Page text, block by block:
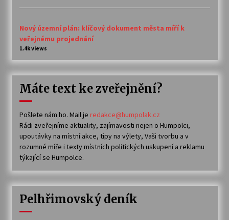
Nový územní plán: klíčový dokument města míří k
veřejnému projednání
1.4k views
Máte text ke zveřejnění?
Pošlete nám ho. Mail je redakce@humpolak.cz
Rádi zveřejníme aktuality, zajímavosti nejen o Humpolci,
upoutávky na místní akce, tipy na výlety, Vaši tvorbu a v
rozumné míře i texty místních politických uskupení a reklamu
týkající se Humpolce.
Pelhřimovský deník